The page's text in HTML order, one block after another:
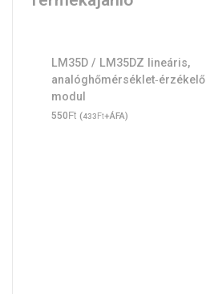
LM35D / LM35DZ lineáris,
analóghőmérséklet‑érzékelő
modul
550Ft (433Ft+ÁFA)